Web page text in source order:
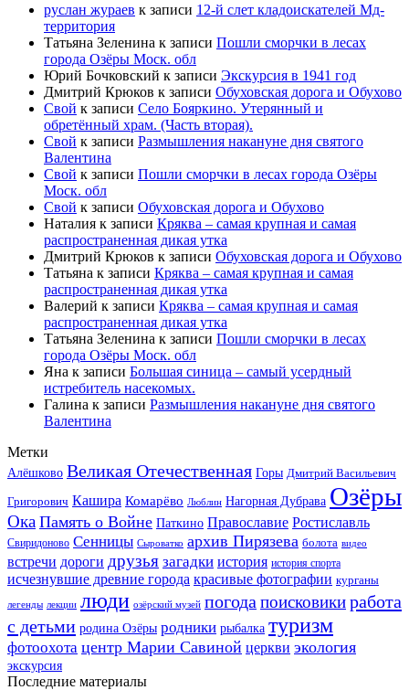
руслан жураев к записи 12-й слет кладоискателей Мд-
территория
Татьяна Зеленина к записи Пошли сморчки в лесах
города Озёры Моск. обл
Юрий Бочковский к записи Экскурсия в 1941 год
Дмитрий Крюков к записи Обуховская дорога и Обухово
Свой к записи Село Бояркино. Утерянный и
обретённый храм. (Часть вторая).
Свой к записи Размышления накануне дня святого
Валентина
Свой к записи Пошли сморчки в лесах города Озёры
Моск. обл
Свой к записи Обуховская дорога и Обухово
Наталия к записи Кряква – самая крупная и самая
распространенная дикая утка
Дмитрий Крюков к записи Обуховская дорога и Обухово
Татьяна к записи Кряква – самая крупная и самая
распространенная дикая утка
Валерий к записи Кряква – самая крупная и самая
распространенная дикая утка
Татьяна Зеленина к записи Пошли сморчки в лесах
города Озёры Моск. обл
Яна к записи Большая синица – самый усердный
истребитель насекомых.
Галина к записи Размышления накануне дня святого
Валентина
Метки
Алёшково Великая Отечественная Горы Дмитрий Васильевич
Григорович Кашира Комарёво Люблин Нагорная Дубрава Озёры
Ока Память о Войне Паткино Православие Ростиславль
Свиридоново Сенницы Сыроватко архив Пирязева болота видео
встречи дороги друзья загадки история история спорта
исчезнувшие древние города красивые фотографии курганы
легенды лекции люди озёрский музей погода поисковикиработа
с детьми родина Озёры родники рыбалка туризм
фотоохота центр Марии Савиной церкви экология
экскурсия
Последние материалы